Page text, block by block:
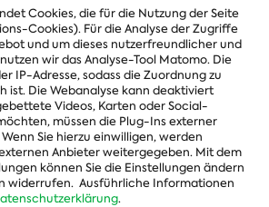
Vorsitzender
Vorstand
Arbeitsgruppen
Ausschussvorsitzende
Beauftragte
Landesgruppen
Organisation
Cookies, die für die Nutzung der Seite
Cookies). Für die Analyse der Zugriffe
und um dieses nutzerfreundlicher und
wir das Analyse-Tool Matomo. Die
IP-Adresse, sodass die Zuordnung zu
ist. Die Webanalyse kann deaktiviert
Videos, Karten oder Social-
müssen die Plug-Ins externer
Sie hierzu einwilligen, werden
Anbieter weitergegeben. Mit dem
können Sie die Einstellungen ändern
widerrufen. Ausführliche Informationen
.